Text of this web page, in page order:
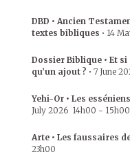
DBD • Ancien
textes bibliques • 14
Dossier Biblique • Et
qu’un ajout ? • 7 June
Yehi-Or • Les
July 2026 14h00 - 15h00
Arte • Les faussaires
23h00